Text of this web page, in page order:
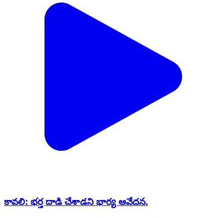
కావలి: భర్త దాడి చేశాడని భార్య ఆవేదన.